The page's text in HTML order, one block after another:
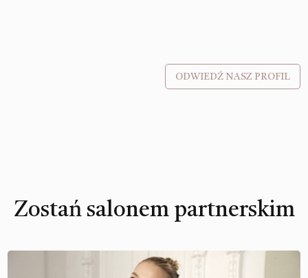
ODWIEDŹ NASZ PROFIL
Zostań salonem partnerskim